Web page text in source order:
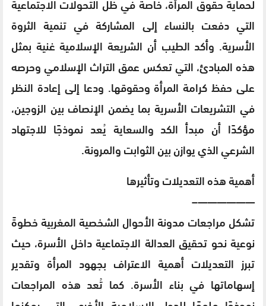
التي دفعت بالنساء إلى المشاركة في تنمية الثروة
الأسرية. وأكد الطيب أن الشريعة الإسلامية غنية بمثل
هذه المبادئ، التي تعكس عمق التراث الإسلامي وحرصه
على حفظ كرامة المرأة وحقوقها. ودعا إلى إعادة النظر
في التشريعات الأسرية بما يضمن الإنصاف بين الزوجين،
مؤكدًا أن مبدأ الكد والسعاية يُعد نموذجًا للاجتهاد
الشرعي الذي يوازن بين الثوابت والمرونة.
أهمية هذه التعديلات وتأثيرها
——————–
تشكل مراجعات مدونة الأحوال الشخصية المغربية خطوةً
نوعية نحو تحقيق العدالة الاجتماعية داخل الأسرة، حيث
تبرز التعديلات أهمية الاعتراف بجهود المرأة وتقدير
إسهاماتها في بناء الأسرة. كما تُعد هذه المراجعات